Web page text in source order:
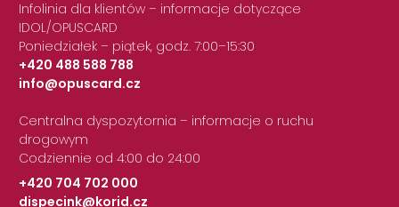
Infolinia dla klientów – informacje dotyczące
IDOL/OPUSCARD
Poniedziałek – piątek, godz. 7:00–15:30
+420 488 588 788
|
info@opuscard.cz
Centralna dyspozytornia – informacje o ruchu
drogowym
Codziennie od 4:00 do 24:00
+420 704 702 000
|
dispecink@korid.cz